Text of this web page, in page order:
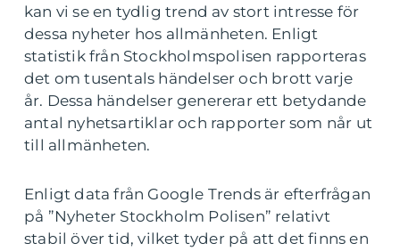
kan vi se en tydlig trend av stort intresse för
dessa nyheter hos allmänheten. Enligt
statistik från Stockholmspolisen rapporteras
det om tusentals händelser och brott varje
år. Dessa händelser genererar ett betydande
antal nyhetsartiklar och rapporter som når ut
till allmänheten.
Enligt data från Google Trends är efterfrågan
på ”Nyheter Stockholm Polisen” relativt
stabil över tid, vilket tyder på att det finns en